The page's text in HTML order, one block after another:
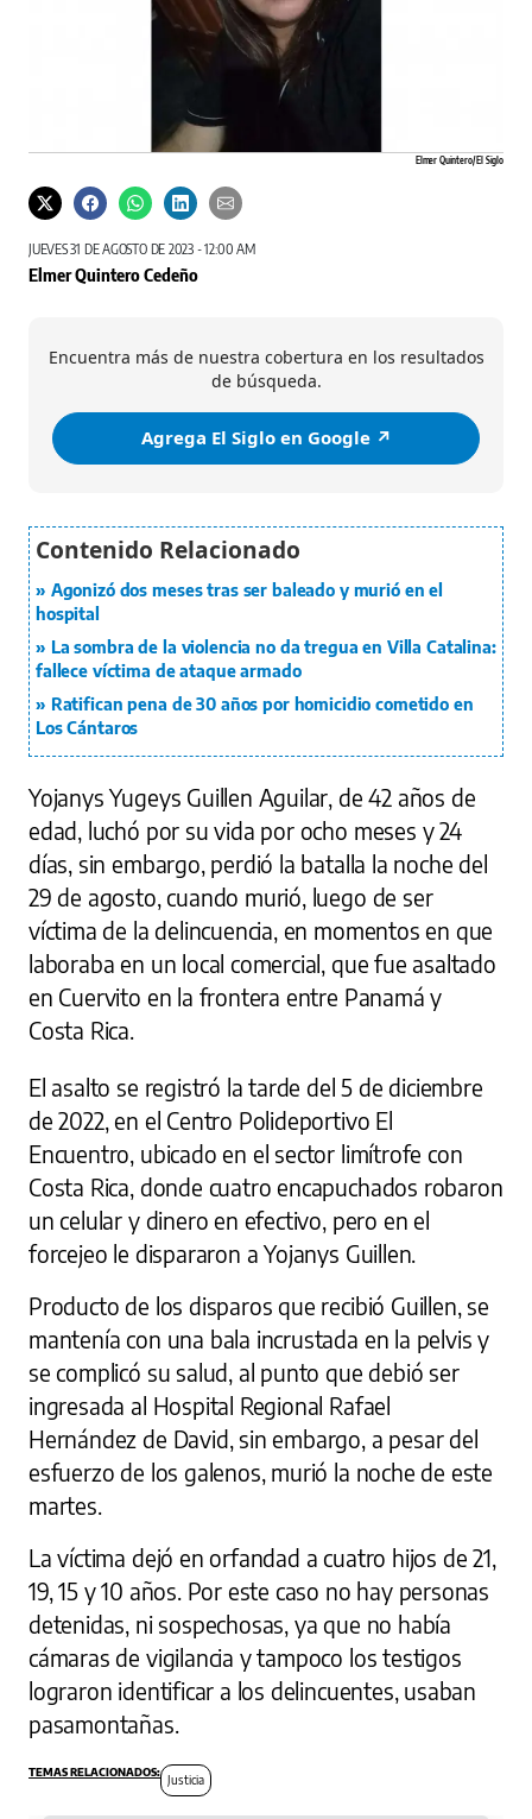
Elmer Quintero/ El Siglo
JUEVES 31 DE AGOSTO DE 2023 - 12:00 AM
Elmer Quintero Cedeño
Encuentra más de nuestra cobertura en los resultados
de búsqueda.
Agrega El Siglo en Google ↗️
Agonizó dos meses tras ser baleado y murió en el
hospital
La sombra de la violencia no da tregua en Villa Catalina:
fallece víctima de ataque armado
Ratifican pena de 30 años por homicidio cometido en
Los Cántaros
Yojanys Yugeys Guillen Aguilar, de 42 años de
edad, luchó por su vida por ocho meses y 24
días, sin embargo, perdió la batalla la noche del
29 de agosto, cuando murió, luego de ser
víctima de la delincuencia, en momentos en que
laboraba en un local comercial, que fue asaltado
en Cuervito en la frontera entre Panamá y
Costa Rica.
El asalto se registró la tarde del 5 de diciembre
de 2022, en el Centro Polideportivo El
Encuentro, ubicado en el sector limítrofe con
Costa Rica, donde cuatro encapuchados robaron
un celular y dinero en efectivo, pero en el
forcejeo le dispararon a Yojanys Guillen.
Producto de los disparos que recibió Guillen, se
mantenía con una bala incrustada en la pelvis y
se complicó su salud, al punto que debió ser
ingresada al Hospital Regional Rafael
Hernández de David, sin embargo, a pesar del
esfuerzo de los galenos, murió la noche de este
martes.
La víctima dejó en orfandad a cuatro hijos de 21,
19, 15 y 10 años. Por este caso no hay personas
detenidas, ni sospechosas, ya que no había
cámaras de vigilancia y tampoco los testigos
lograron identificar a los delincuentes, usaban
pasamontañas.
Justicia